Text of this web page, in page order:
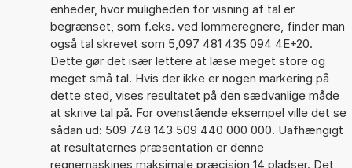
enheder, hvor muligheden for visning af tal er
begrænset, som f.eks. ved lommeregnere, finder man
også tal skrevet som 5,097 481 435 094 4E+20.
Dette gør det især lettere at læse meget store og
meget små tal. Hvis der ikke er nogen markering på
dette sted, vises resultatet på den sædvanlige måde
at skrive tal på. For ovenstående eksempel ville det se
sådan ud: 509 748 143 509 440 000 000. Uafhængigt
at resultaternes præsentation er denne
regnemaskines maksimale præcision 14 pladser. Det